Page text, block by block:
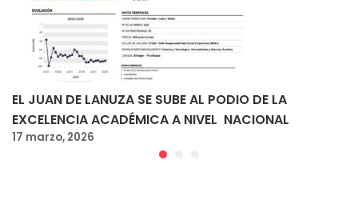
EL JUAN DE LANUZA SE SUBE AL PODIO DE LA
EXCELENCIA ACADÉMICA A NIVEL NACIONAL
17 marzo, 2026